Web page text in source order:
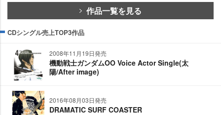
作品一覧を見る
CDシングル売上TOP3作品
2008年11月19日発売
機動戦士ガンダムOO Voice Actor Single(太
陽/After image)
2016年08月03日発売
DRAMATIC SURF COASTER